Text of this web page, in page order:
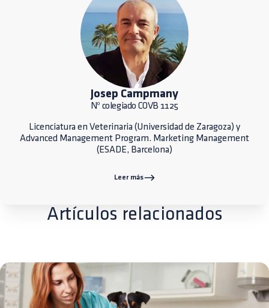
Josep Campmany
Nº colegiado COVB 1125
Licenciatura en Veterinaria (Universidad de Zaragoza) y
Advanced Management Program. Marketing Management
(ESADE, Barcelona)
Leer más
Artículos relacionados